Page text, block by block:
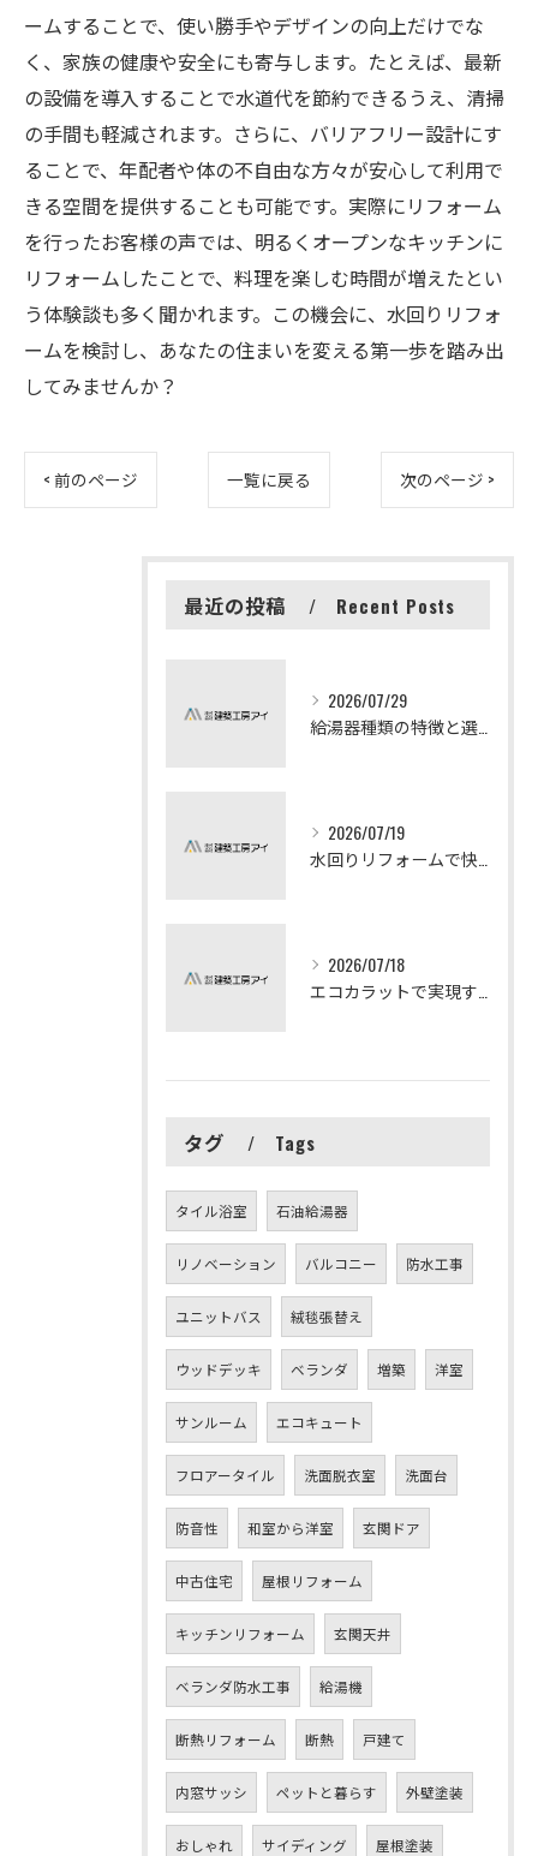
ームすることで、使い勝手やデザインの向上だけでな
く、家族の健康や安全にも寄与します。たとえば、最新
の設備を導入することで水道代を節約できるうえ、清掃
の手間も軽減されます。さらに、バリアフリー設計にす
ることで、年配者や体の不自由な方々が安心して利用で
きる空間を提供することも可能です。実際にリフォーム
を行ったお客様の声では、明るくオープンなキッチンに
リフォームしたことで、料理を楽しむ時間が増えたとい
う体験談も多く聞かれます。この機会に、水回りリフォ
ームを検討し、あなたの住まいを変える第一歩を踏み出
してみませんか？
< 前のページ 一覧に戻る 次のページ >
最近の投稿 Recent Posts
2026/07/29
2026/07/19
2026/07/18
タグ Tags
タイル浴室 石油給湯器
リノベーション バルコニー 防水工事
ユニットバス 絨毯張替え
ウッドデッキ ベランダ 増築 洋室
サンルーム エコキュート
フロアータイル 洗面脱衣室 洗面台
防音性 和室から洋室 玄関ドア
中古住宅 屋根リフォーム
キッチンリフォーム 玄関天井
ベランダ防水工事 給湯機
断熱リフォーム 断熱 戸建て
内窓サッシ ペットと暮らす 外壁塗装
おしゃれ サイディング 屋根塗装